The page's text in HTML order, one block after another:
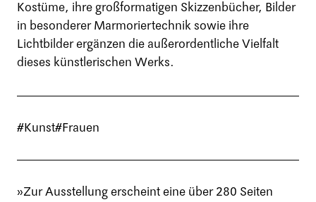
Kostüme, ihre großformatigen Skizzenbücher, Bilder
in besonderer Marmoriertechnik sowie ihre
Lichtbilder ergänzen die außerordentliche Vielfalt
dieses künstlerischen Werks.
#Kunst#Frauen
»Zur Ausstellung erscheint eine über 280 Seiten